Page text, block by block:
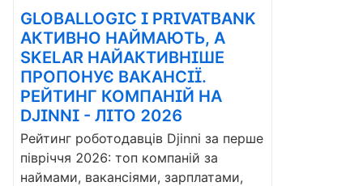
GLOBALLOGIC І PRIVATBANK
АКТИВНО НАЙМАЮТЬ, А
SKELAR НАЙАКТИВНІШЕ
ПРОПОНУЄ ВАКАНСІЇ.
РЕЙТИНГ КОМПАНІЙ НА
DJINNI - ЛІТО 2026
Рейтинг роботодавців Djinni за перше
півріччя 2026: топ компаній за
наймами, вакансіями, зарплатами,